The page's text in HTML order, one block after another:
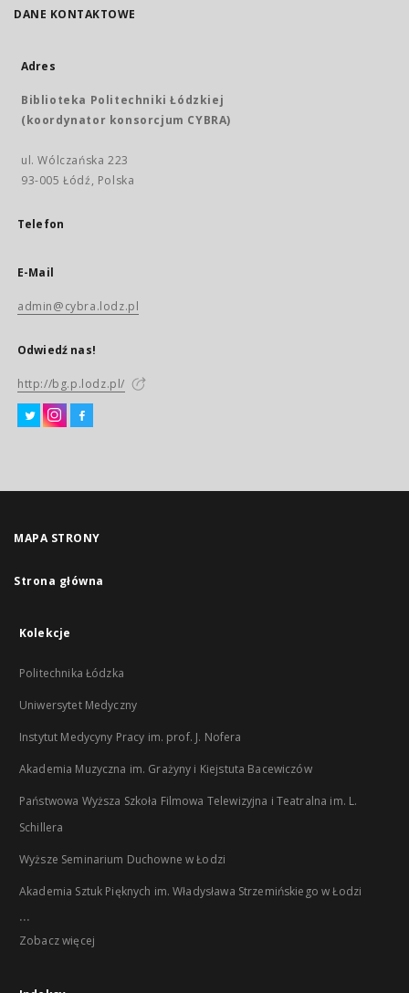
DANE KONTAKTOWE
Adres
Biblioteka Politechniki Łódzkiej
(koordynator konsorcjum CYBRA)
ul. Wólczańska 223
93-005 Łódź, Polska
Telefon
E-Mail
admin@cybra.lodz.pl
Odwiedź nas!
http://bg.p.lodz.pl/
MAPA STRONY
Strona główna
Kolekcje
Politechnika Łódzka
Uniwersytet Medyczny
Instytut Medycyny Pracy im. prof. J. Nofera
Akademia Muzyczna im. Grażyny i Kiejstuta Bacewiczów
Państwowa Wyższa Szkoła Filmowa Telewizyjna i Teatralna im. L.
Schillera
Wyższe Seminarium Duchowne w Łodzi
Akademia Sztuk Pięknych im. Władysława Strzemińskiego w Łodzi
...
Zobacz więcej